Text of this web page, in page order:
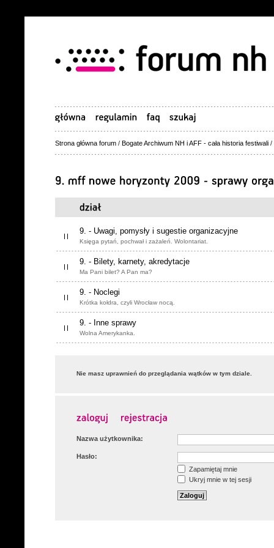
Strona główna forum / Bogate Archiwum NH i AFF - cała historia festiwali /
9. - Uwagi, pomysły i sugestie organizacyjne
Księga pytań, pochwał i zażaleń. Wolontariat.
9. - Bilety, karnety, akredytacje
Ma Pani bilet? A Pan ma?
9. - Noclegi
Krótka kołdra, czyli Wrocław nocą.
9. - Inne sprawy
Wolna Amerykanka.
Nie masz uprawnień do przeglądania wątków w tym dziale.
Nazwa użytkownika:
Hasło:
Zapamiętaj mnie
Ukryj mnie w tej sesji